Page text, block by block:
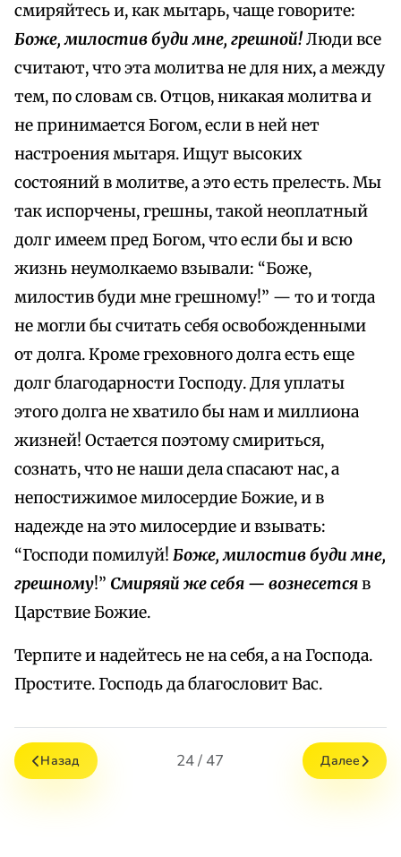
смиряйтесь и, как мытарь, чаще говорите:
Боже, милостив буди мне, грешной!Люди все
считают, что эта молитва не для них, а между
тем, по словам св. Отцов, никакая молитва и
не принимается Богом, если в ней нет
настроения мытаря. Ищут высоких
состояний в молитве, а это есть прелесть. Мы
так испорчены, грешны, такой неоплатный
долг имеем пред Богом, что если бы и всю
жизнь неумолкаемо взывали: “Боже,
милостив буди мне грешному!” — то и тогда
не могли бы считать себя освобожденными
от долга. Кроме греховного долга есть еще
долг благодарности Господу. Для уплаты
этого долга не хватило бы нам и миллиона
жизней! Остается поэтому смириться,
сознать, что не наши дела спасают нас, а
непостижимое милосердие Божие, и в
надежде на это милосердие и взывать:
“Господи помилуй! Боже, милостив буди мне,
грешному!” Смиряяй же себя — вознесетсяв
Царствие Божие.
Терпите и надейтесь не на себя, а на Господа.
Простите. Господь да благословит Вас.
Назад 24 / 47 Далее